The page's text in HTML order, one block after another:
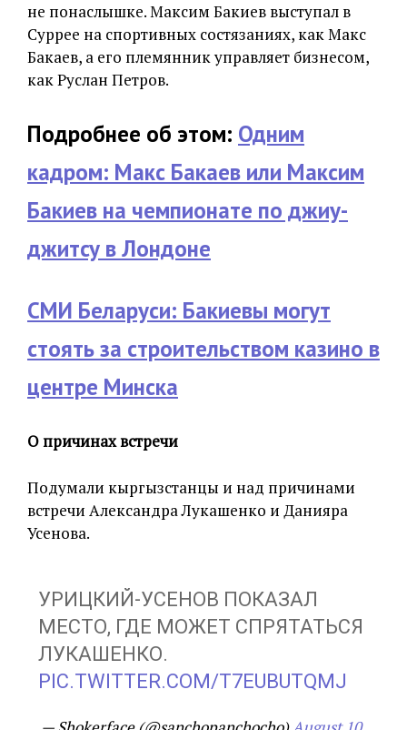
не понаслышке. Максим Бакиев выступал в
Суррее на спортивных состязаниях, как Макс
Бакаев, а его племянник управляет бизнесом,
как Руслан Петров.
Подробнее об этом: Одним
кадром: Макс Бакаев или Максим
Бакиев на чемпионате по джиу-
джитсу в Лондоне
СМИ Беларуси: Бакиевы могут
стоять за строительством казино в
центре Минска
О причинах встречи
Подумали кыргызстанцы и над причинами
встречи Александра Лукашенко и Данияра
Усенова.
УРИЦКИЙ-УСЕНОВ ПОКАЗАЛ
МЕСТО, ГДЕ МОЖЕТ СПРЯТАТЬСЯ
ЛУКАШЕНКО.
PIC.TWITTER.COM/T7EUBUTQMJ